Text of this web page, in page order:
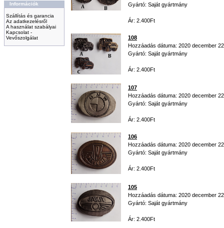
Információk
Szállítás és garancia
Az adatkezelésről
A használat szabályai
Kapcsolat -
Vevőszolgálat
Gyártó: Saját gyártmány
Ár: 2.400Ft
108
Hozzáadás dátuma: 2020 december
Gyártó: Saját gyártmány
Ár: 2.400Ft
107
Hozzáadás dátuma: 2020 december
Gyártó: Saját gyártmány
Ár: 2.400Ft
106
Hozzáadás dátuma: 2020 december
Gyártó: Saját gyártmány
Ár: 2.400Ft
105
Hozzáadás dátuma: 2020 december
Gyártó: Saját gyártmány
Ár: 2.400Ft